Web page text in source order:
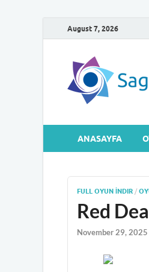
August 7, 2026
ANASAYFA
FULL OYUN İNDIR /
Red
November 29, 2025